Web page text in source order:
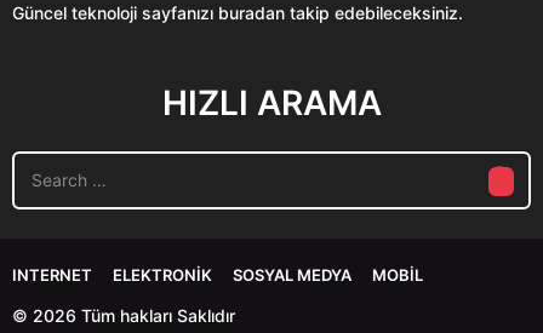
Güncel teknoloji sayfanızı buradan takip edebileceksiniz.
HIZLI ARAMA
S
a
h
o
INTERNET ELEKTRONIK SOSYAL MEDYA MOBIL
© 2026 Tüm hakları Saklıdır